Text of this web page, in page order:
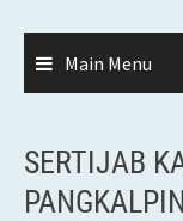
Main Menu
SERTIJAB